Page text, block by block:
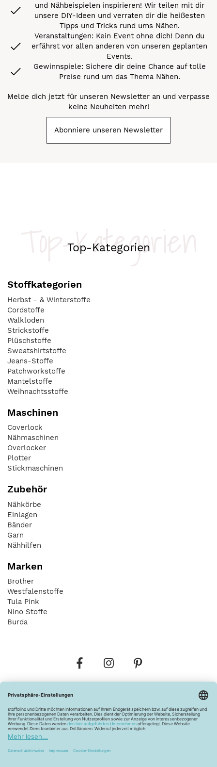
und Nähbeispielen inspirieren! Wir teilen mit dir
unsere DIY-Ideen und verraten dir die heißesten
Tipps und Tricks rund ums Nähen.
Veranstaltungen: Kein Event ohne dich! Denn du
erfährst vor allen anderen von unseren geplanten
Events.
Gewinnspiele: Sichere dir deine Chance auf tolle
Preise rund um das Thema Nähen.
Melde dich jetzt für unseren Newsletter an und verpasse
keine Neuheiten mehr!
Abonniere unseren Newsletter
Top-Kategorien
Top-Kategorien
Stoffkategorien
Herbst - & Winterstoffe
Cordstoffe
Walkloden
Strickstoffe
Plüschstoffe
Sweatshirtstoffe
Jeans-Stoffe
Patchworkstoffe
Mantelstoffe
Weihnachtsstoffe
Maschinen
Coverlock
Nähmaschinen
Overlocker
Plotter
Stickmaschinen
Zubehör
Nähkörbe
Einlagen
Bänder
Garn
Nähhilfen
Marken
Brother
Westfalenstoffe
Tula Pink
Nino Stoffe
Burda
Widerrufsbelehrung Vertrag widerrufen
Barrierefreiheitserklärung